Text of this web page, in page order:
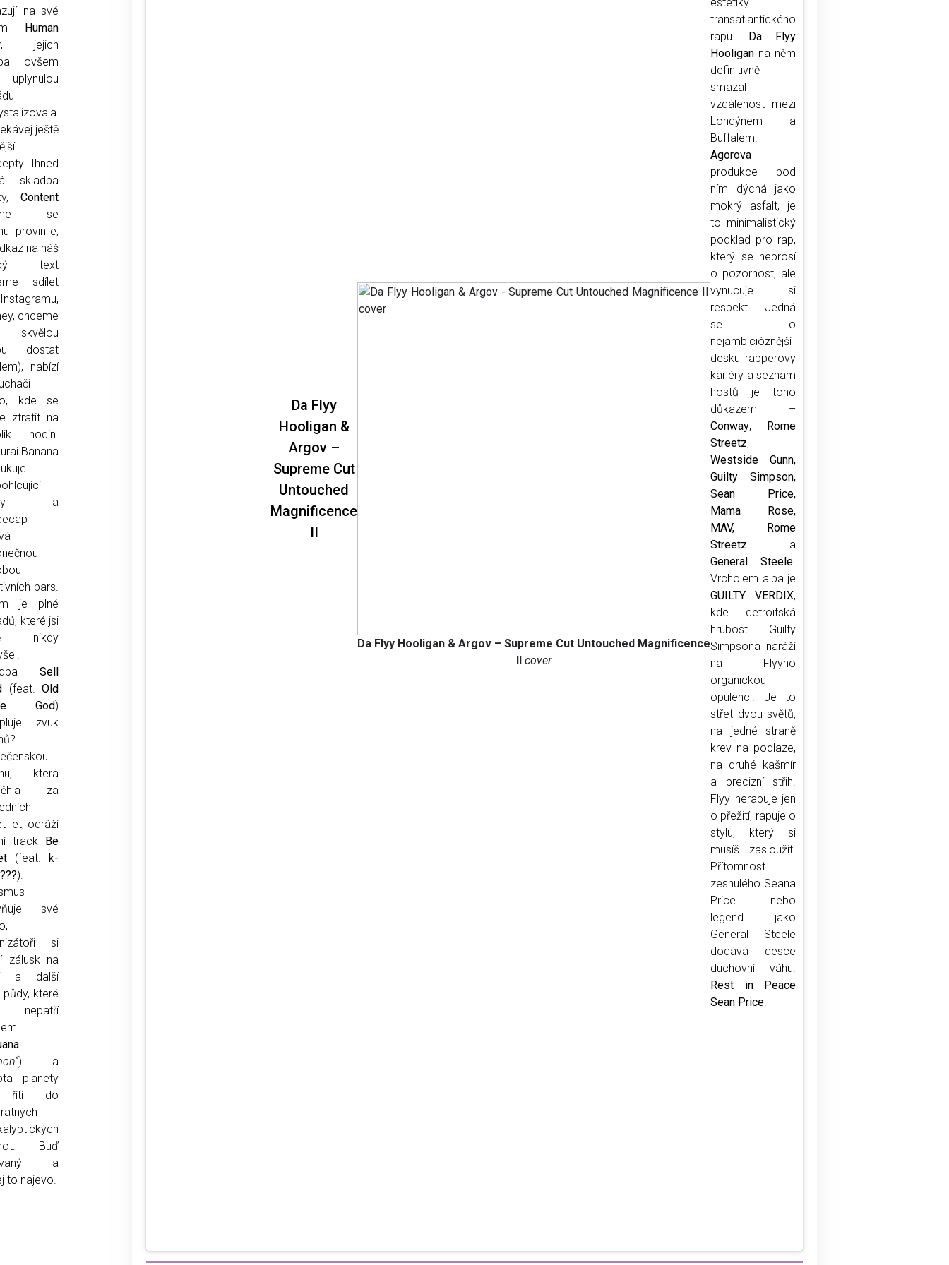
na své
Human
, jejich
ovšem
ještě
Ihned
skladba
Content
se
provinile,
na náš
text
sdílet
chceme
dostat
nabízí
kde se
ztratit na
hodin.
Banana
a
bars.
je plné
které jsi
nikdy
Sell
(feat. Old
God)
zvuk
která
za
let, odráží
track Be
(feat. k-
).
své
si
zálusk na
a další
půdy, které
nepatří
) a
planety
řítí do
Buď
a
to najevo.
Da Flyy
Hooligan &
Argov –
Supreme Cut
Untouched
Magnificence
II
Da Flyy Hooligan & Argov – Supreme Cut Untouched Magnificence
II cover
transatlantického
rapu. Da Flyy
Hooligan na něm
definitivně
smazal
vzdálenost mezi
Londýnem a
Buffalem.
Agorova
produkce pod
ním dýchá jako
mokrý asfalt, je
to minimalistický
podklad pro rap,
který se neprosí
o pozornost, ale
vynucuje si
respekt. Jedná
se o
nejambicióznější
desku rapperovy
kariéry a seznam
hostů je toho
důkazem –
Conway, Rome
Streetz,
Westside Gunn,
Guilty Simpson,
Sean Price,
Mama Rose,
MAV, Rome
Streetz a
General Steele
Vrcholem alba je
GUILTY VERDIX,
kde detroitská
hrubost Guilty
Simpsona naráží
na Flyyho
organickou
opulenci. Je to
střet dvou světů,
na jedné straně
krev na podlaze,
na druhé kašmír
a precizní střih.
Flyy nerapuje jen
o přežití, rapuje o
stylu, který si
musíš zasloužit.
Přítomnost
zesnulého Seana
Price nebo
legend jako
General Steele
dodává desce
duchovní váhu.
Rest in Peace
Sean Price